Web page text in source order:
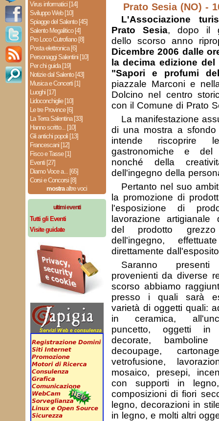
Virus informatici [14]
Sviluppo Web [10]
Spiagge del Salento [45]
Salento Megalitico [4]
Pro Loco Cutrofiano [8]
Posta elettronica [6]
Personaggi Salentini [10]
Per chi guida [19]
Notizie dal Salento [43]
Musica e Concerti [1]
Luoghi [17]
Lidoconchiglie [10]
Le tre Province [6]
La Terra Salentina [33]
Hanno scritto... [10]
Gli antichi popoli [13]
Francescani [12]
Fisco e Tasse [1]
Eventi [27]
Diamo Voce a... [65]
Corsi e Concorsi [8]
mostraaltre voci
ultimi eventi
Tutti gli Eventi
Visite guidate
Prato Sesia (NO) -
L'Associazione
Prato Sesia, dopo il
dello scorso anno
Dicembre 2006 dalle
la decima edizione
"Sapori e profumi
piazzale Marconi e
Dolcino nel centro
con il Comune di Prato
La manifestazione
di una mostra a sfondo
intende riscoprire
gastronomiche e del
nonché della
dell'ingegno della
Pertanto nel suo
la promozione di
l'esposizione di
lavorazione artigianale
del prodotto
dell'ingegno,
direttamente
Saranno
provenienti da diverse
scorso abbiamo
presso i quali sarà
varietà di oggetti quali:
in ceramica,
puncetto, oggetti in
decorate,
decoupage,
vetrofusione,
mosaico, presepi,
con supporti in
composizioni di fiori
legno, decorazioni in
in legno, e molti altri